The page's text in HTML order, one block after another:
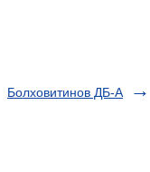
Болховитинов ДБ-А